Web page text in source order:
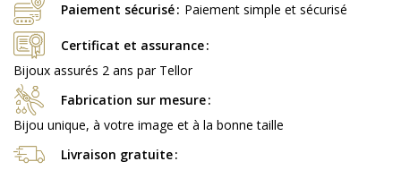
Paiement sécurisé Paiement simple et sécurisé
Certificat et assurance
Bijoux assurés 2 ans par Tellor
Fabrication sur mesure
Bijou unique, à votre image et à la bonne taille
Livraison gratuite